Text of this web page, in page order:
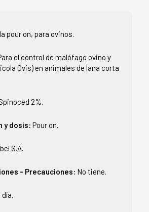
pour on, para ovinos.
el control de malófago ovino y
Ovis) en animales de lana corta
2%.
y dosis: Pour on.
S.A.
- Precauciones: No tiene.
día.